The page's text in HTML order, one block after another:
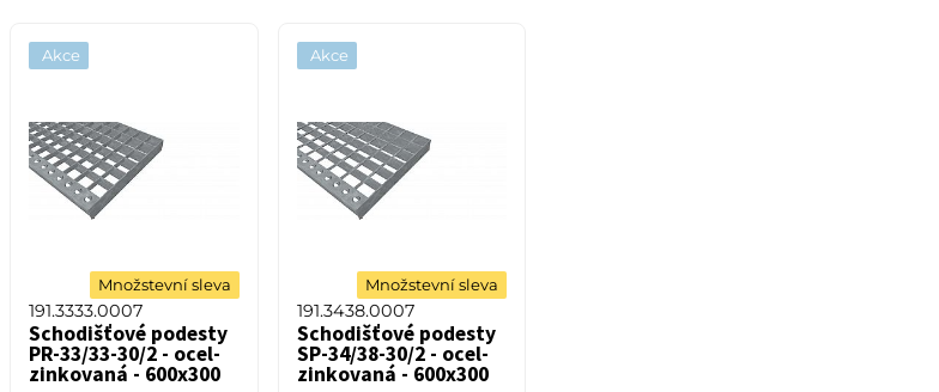
Akce
Množstevní sleva
191.3333.0007
Schodišťové podesty
PR-33/33-30/2 - ocel-
zinkovaná - 600x300
Akce
Množstevní sleva
191.3438.0007
Schodišťové podesty
SP-34/38-30/2 - ocel-
zinkovaná - 600x300